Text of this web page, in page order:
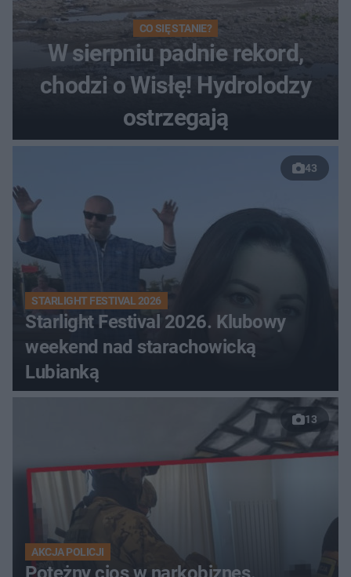
CO SIĘ STANIE?
W sierpniu padnie rekord,
chodzi o Wisłę! Hydrolodzy
ostrzegają
43
STARLIGHT FESTIVAL 2026
Starlight Festival 2026. Klubowy
weekend nad starachowicką
Lubianką
13
AKCJA POLICJI